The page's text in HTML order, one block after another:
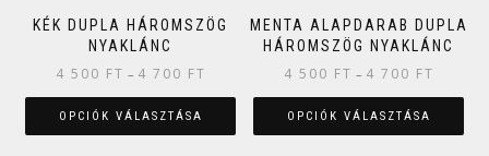
KÉK DUPLA HÁROMSZÖG
NYAKLÁNC
4 500 FT – 4 700 FT
OPCIÓK VÁLASZTÁSA
MENTA ALAPDARAB DUPLA
HÁROMSZÖG NYAKLÁNC
4 500 FT – 4 700 FT
OPCIÓK VÁLASZTÁSA